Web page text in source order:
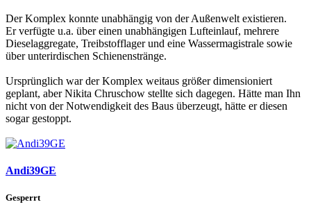
Der Komplex konnte unabhängig von der Außenwelt existieren.
Er verfügte u.a. über einen unabhängigen Lufteinlauf, mehrere
Dieselaggregate, Treibstofflager und eine Wassermagistrale sowie
über unterirdischen Schienenstränge.
Ursprünglich war der Komplex weitaus größer dimensioniert
geplant, aber Nikita Chruschow stellte sich dagegen. Hätte man Ihn
nicht von der Notwendigkeit des Baus überzeugt, hätte er diesen
sogar gestoppt.
Andi39GE
Gesperrt